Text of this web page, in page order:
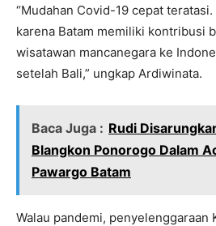
“Mudahan Covid-19 cepat
karena Batam memiliki kontribusi
wisatawan mancanegara ke
setelah Bali,” ungkap Ardiwinata.
Baca Juga : Rudi
Blangkon Ponorogo Dalam
Pawargo Batam
Walau pandemi, penyelenggaraan